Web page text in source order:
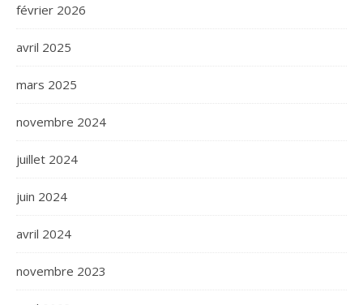
février 2026
avril 2025
mars 2025
novembre 2024
juillet 2024
juin 2024
avril 2024
novembre 2023